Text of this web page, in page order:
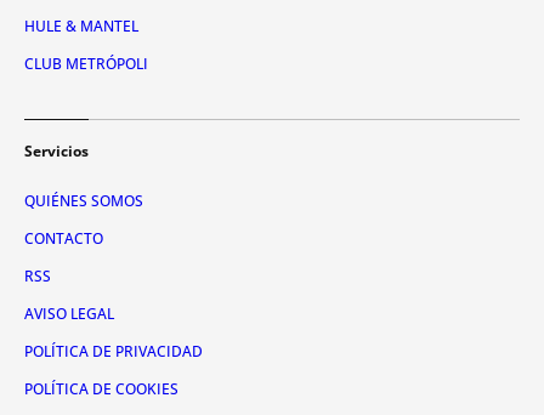
HULE & MANTEL
CLUB METRÓPOLI
Servicios
QUIÉNES SOMOS
CONTACTO
RSS
AVISO LEGAL
POLÍTICA DE PRIVACIDAD
POLÍTICA DE COOKIES